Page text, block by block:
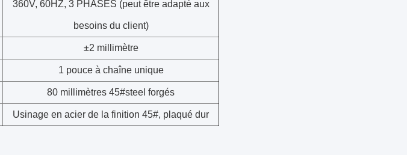
360V, 60HZ, 3 PHASES (peut être adapté aux
besoins du client)
±2 millimètre
1 pouce à chaîne unique
80 millimètres 45#steel forgés
Usinage en acier de la finition 45#, plaqué dur